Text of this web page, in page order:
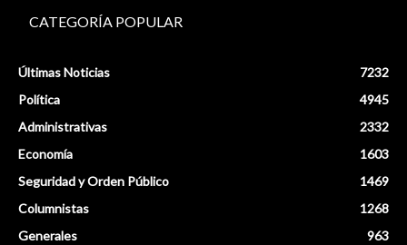
CATEGORÍA POPULAR
Últimas Noticias
7232
Política
4945
Administrativas
2332
Economía
1603
Seguridad y Orden Público
1469
Columnistas
1268
Generales
963